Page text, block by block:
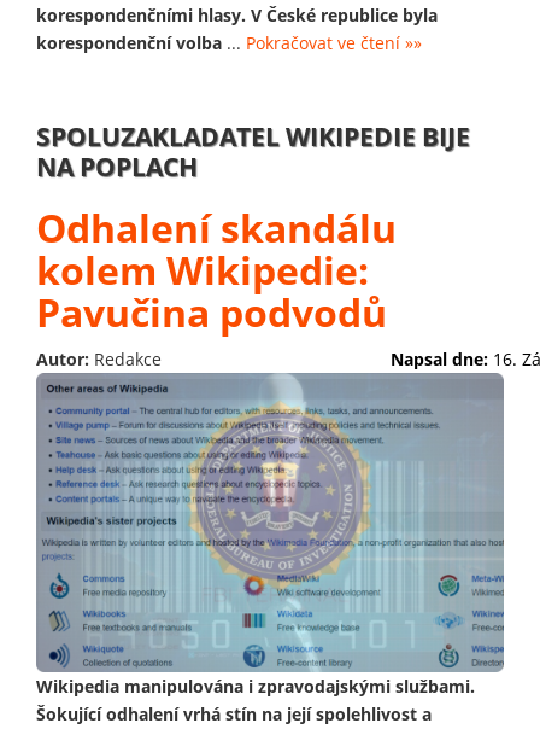
korespondenčními hlasy. V České republice byla
korespondenční volba ... Pokračovat ve čtení »»
SPOLUZAKLADATEL WIKIPEDIE BIJE
NA POPLACH​
Odhalení skandálu
kolem Wikipedie:
Pavučina podvodů
Autor: Redakce Napsal dne: 16.
Wikipedia manipulována i zpravodajskými službami.
Šokující odhalení vrhá stín na její spolehlivost a